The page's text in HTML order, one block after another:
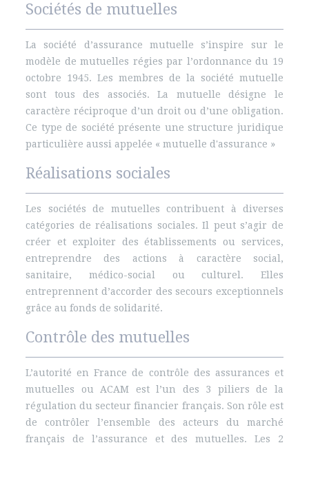
Sociétés de mutuelles
La société d’assurance mutuelle s’inspire sur le
modèle de mutuelles régies par l’ordonnance du 19
octobre 1945. Les membres de la société mutuelle
sont tous des associés. La mutuelle désigne le
caractère réciproque d’un droit ou d’une obligation.
Ce type de société présente une structure juridique
particulière aussi appelée « mutuelle d'assurance »
Réalisations sociales
Les sociétés de mutuelles contribuent à diverses
catégories de réalisations sociales. Il peut s’agir de
créer et exploiter des établissements ou services,
entreprendre des actions à caractère social,
sanitaire, médico-social ou culturel. Elles
entreprennent d’accorder des secours exceptionnels
grâce au fonds de solidarité.
Contrôle des mutuelles
L’autorité en France de contrôle des assurances et
mutuelles ou ACAM est l’un des 3 piliers de la
régulation du secteur financier français. Son rôle est
de contrôler l’ensemble des acteurs du marché
français de l’assurance et des mutuelles. Les 2